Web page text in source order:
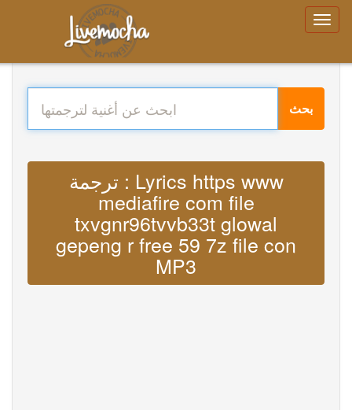
بحث
ترجمة : Lyrics https www
mediafire com file
txvgnr96tvvb33t glowal
gepeng r free 59 7z file con
MP3